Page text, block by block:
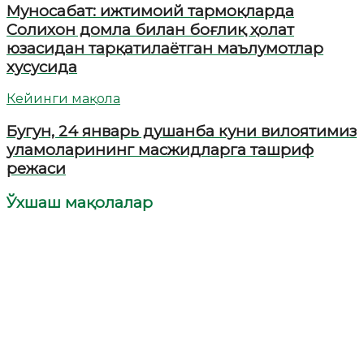
Муносабат: ижтимоий тармоқларда
Солихон домла билан боғлиқ ҳолат
юзасидан тарқатилаётган маълумотлар
хусусида
Кейинги мақола
Бугун, 24 январь душанба куни вилоятимиз
уламоларининг масжидларга ташриф
режаси
Ўхшаш мақолалар